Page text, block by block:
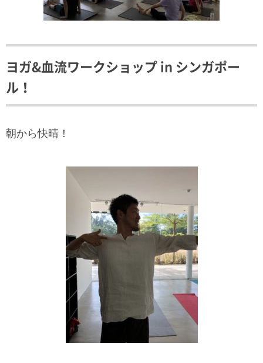
ヨガ&血流ワークショップ in シンガポー
ル！
朝から快晴！